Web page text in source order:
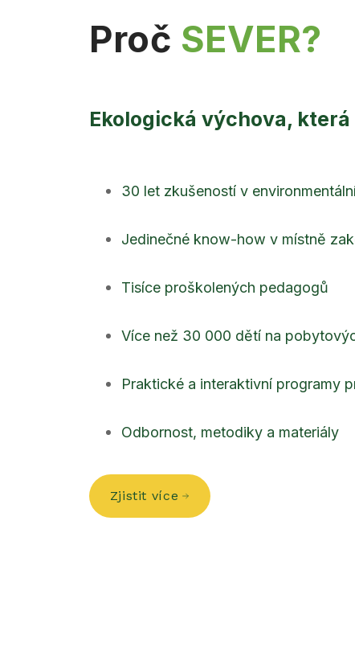
Proč SEVER?
Ekologická výchova, která
30 let zkušeností v
Jedinečné know-how v místně
Tisíce proškolených pedagogů
Více než 30 000 dětí na
Praktické a interaktivní programy
Odbornost, metodiky a materiály
Zjistit více